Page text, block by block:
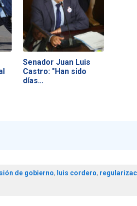
Senador Juan Luis
Castro: "Han sido
días…
de gobierno, luis cordero,